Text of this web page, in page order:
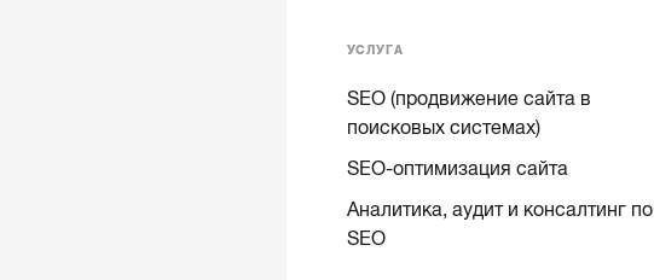
УСЛУГА
SEO (продвижение сайта в
поисковых системах)
SEO-оптимизация сайта
Аналитика, аудит и консалтинг по
SEO